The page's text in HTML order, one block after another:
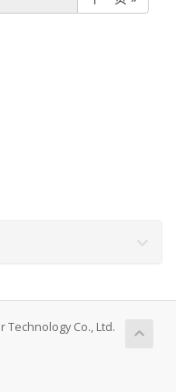
Technology Co., Ltd.